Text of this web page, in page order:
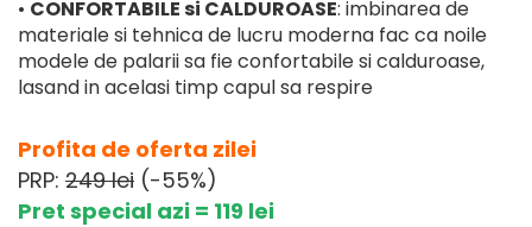
• CONFORTABILE si CALDUROASE: imbinarea de
materiale si tehnica de lucru moderna fac ca noile
modele de palarii sa fie confortabile si calduroase,
lasand in acelasi timp capul sa respire
Profita de oferta zilei
PRP: 249 lei (-55%)
Pret special azi = 119 lei